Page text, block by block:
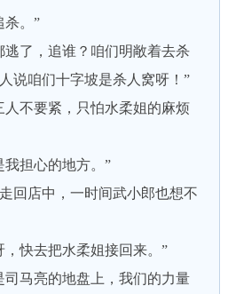
。”
了，追谁？咱们明敞着去杀
说咱们十字坡是杀人窝呀！”
不要紧，只怕水柔姐的麻烦
担心的地方。”
店中，一时间武小郎也想不
快去把水柔姐接回来。”
马亮的地盘上，我们的力量